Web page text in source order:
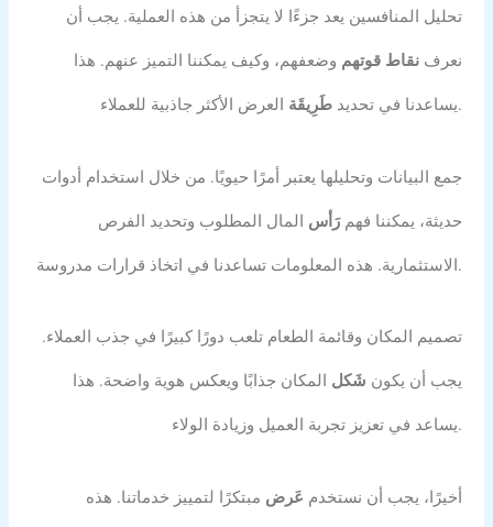
تحليل المنافسين يعد جزءًا لا يتجزأ من هذه العملية. يجب أن
نعرف نقاط قوتهم وضعفهم، وكيف يمكننا التميز عنهم. هذا
يساعدنا في تحديد طَرِيقَة العرض الأكثر جاذبية للعملاء.
جمع البيانات وتحليلها يعتبر أمرًا حيويًا. من خلال استخدام أدوات
حديثة، يمكننا فهمرَأس المال المطلوب وتحديد الفرص
الاستثمارية. هذه المعلومات تساعدنا في اتخاذ قرارات مدروسة.
تصميم المكان وقائمة الطعام تلعب دورًا كبيرًا في جذب العملاء.
يجب أن يكون شَكل المكان جذابًا ويعكس هوية واضحة. هذا
يساعد في تعزيز تجربة العميل وزيادة الولاء.
أخيرًا، يجب أن نستخدم عَرض مبتكرًا لتمييز خدماتنا. هذه